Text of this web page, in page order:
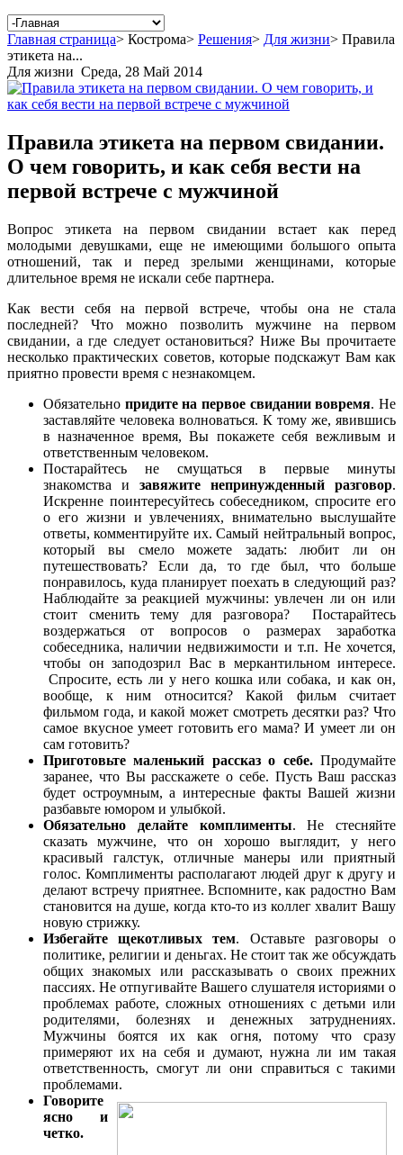
Главная страница> Кострома> Решения> Для жизни> Правила
этикета на...
Для жизни Среда, 28 Май 2014
Правила этикета на первом свидании.
О чем говорить, и как себя вести на
первой встрече с мужчиной
Вопрос этикета на первом свидании встает как перед
молодыми девушками, еще не имеющими большого опыта
отношений, так и перед зрелыми женщинами, которые
длительное время не искали себе партнера.
Как вести себя на первой встрече, чтобы она не стала
последней? Что можно позволить мужчине на первом
свидании, а где следует остановиться? Ниже Вы прочитаете
несколько практических советов, которые подскажут Вам как
приятно провести время с незнакомцем.
Обязательно придите на первое свидании вовремя. Не
заставляйте человека волноваться. К тому же, явившись
в назначенное время, Вы покажете себя вежливым и
ответственным человеком.
Постарайтесь не смущаться в первые минуты
знакомства и завяжите непринужденный разговор.
Искренне поинтересуйтесь собеседником, спросите его
о его жизни и увлечениях, внимательно выслушайте
ответы, комментируйте их. Самый нейтральный вопрос,
который вы смело можете задать: любит ли он
путешествовать? Если да, то где был, что больше
понравилось, куда планирует поехать в следующий раз?
Наблюдайте за реакцией мужчины: увлечен ли он или
стоит сменить тему для разговора? Постарайтесь
воздержаться от вопросов о размерах заработка
собеседника, наличии недвижимости и т.п. Не хочется,
чтобы он заподозрил Вас в меркантильном интересе.
Спросите, есть ли у него кошка или собака, и как он,
вообще, к ним относится? Какой фильм считает
фильмом года, и какой может смотреть десятки раз? Что
самое вкусное умеет готовить его мама? И умеет ли он
сам готовить?
Приготовьте маленький рассказ о себе. Продумайте
заранее, что Вы расскажете о себе. Пусть Ваш рассказ
будет остроумным, а интересные факты Вашей жизни
разбавьте юмором и улыбкой.
Обязательно делайте комплименты. Не стесняйте
сказать мужчине, что он хорошо выглядит, у него
красивый галстук, отличные манеры или приятный
голос. Комплименты располагают людей друг к другу и
делают встречу приятнее. Вспомните, как радостно Вам
становится на душе, когда кто-то из коллег хвалит Вашу
новую стрижку.
Избегайте щекотливых тем. Оставьте разговоры о
политике, религии и деньгах. Не стоит так же обсуждать
общих знакомых или рассказывать о своих прежних
пассиях. Не отпугивайте Вашего слушателя историями о
проблемах работе, сложных отношениях с детьми или
родителями, болезнях и денежных затруднениях.
Мужчины боятся их как огня, потому что сразу
примеряют их на себя и думают, нужна ли им такая
ответственность, смогут ли они справиться с такими
проблемами.
Говорите
ясно и
четко.